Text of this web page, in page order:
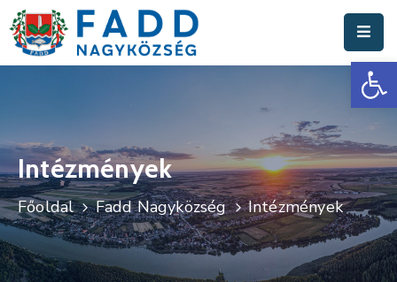
Polgármesteri
Hivatal
Fadd
Nagyközség
Turisztika
Intézmények
Főoldal Fadd Nagyközség Intézmények